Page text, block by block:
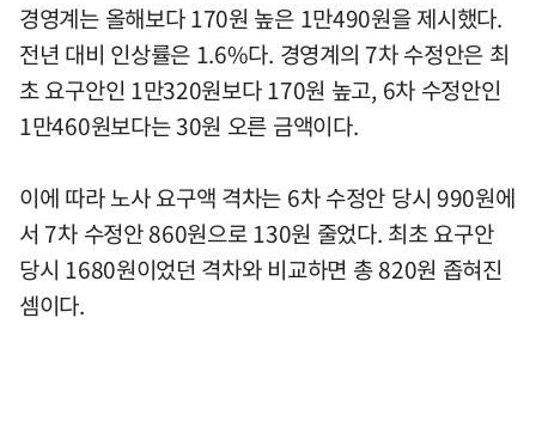
경영계는 올해보다 170원 높은 1만490원을 제시했다.
전년 대비 인상률은 1.6%다. 경영계의 7차 수정안은 최
초 요구안인 1만320원보다 170원 높고, 6차 수정안인
1만460원보다는 30원 오른 금액이다.
이에 따라 노사 요구액 격차는 6차 수정안 당시 990원에
서 7차 수정안 860원으로 130원 줄었다. 최초 요구안
당시 1680원이었던 격차와 비교하면 총 820원 좁혀진
셈이다.